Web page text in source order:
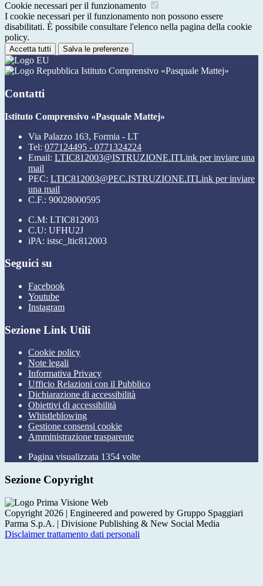
Cookie necessari per il funzionamento
I cookie necessari per il funzionamento non possono essere
disabilitati. È possibile consultare l'elenco nella pagina della cookie
policy.
Accetta tutti Salva le preferenze
Istituto Comprensivo «Pasquale Mattej»
Contatti
Istituto Comprensivo «Pasquale Mattej»
Via Palazzo 163, Formia - LT
Tel: 077124495 - 0771324224
Email: LTIC812003@ISTRUZIONE.ITLink per inviare una
mail
PEC: LTIC812003@PEC.ISTRUZIONE.ITLink per inviare
una mail
C.F.: 90028000595
C.M: LTIC812003
C.U: UFHU2J
iPA: istsc_ltic812003
Seguici su
Facebook
Youtube
Instagram
Sezione Link Utili
Cookie policy
Note legali
Informativa Privacy
Ufficio Relazioni con il Pubblico
Dichiarazione di accessibilità
Obiettivi di accessibilità
Whistleblowing
Gestione consensi cookie
Amministrazione trasparente
Pagina visualizzata 1354 volte
Sezione Copyright
Copyright 2026 | Engineered and powered by Gruppo Spaggiari
Parma S.p.A. | Divisione Publishing & New Social Media
Disclaimer trattamento dati personali